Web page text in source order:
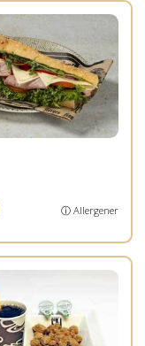
ⓘ Allergener